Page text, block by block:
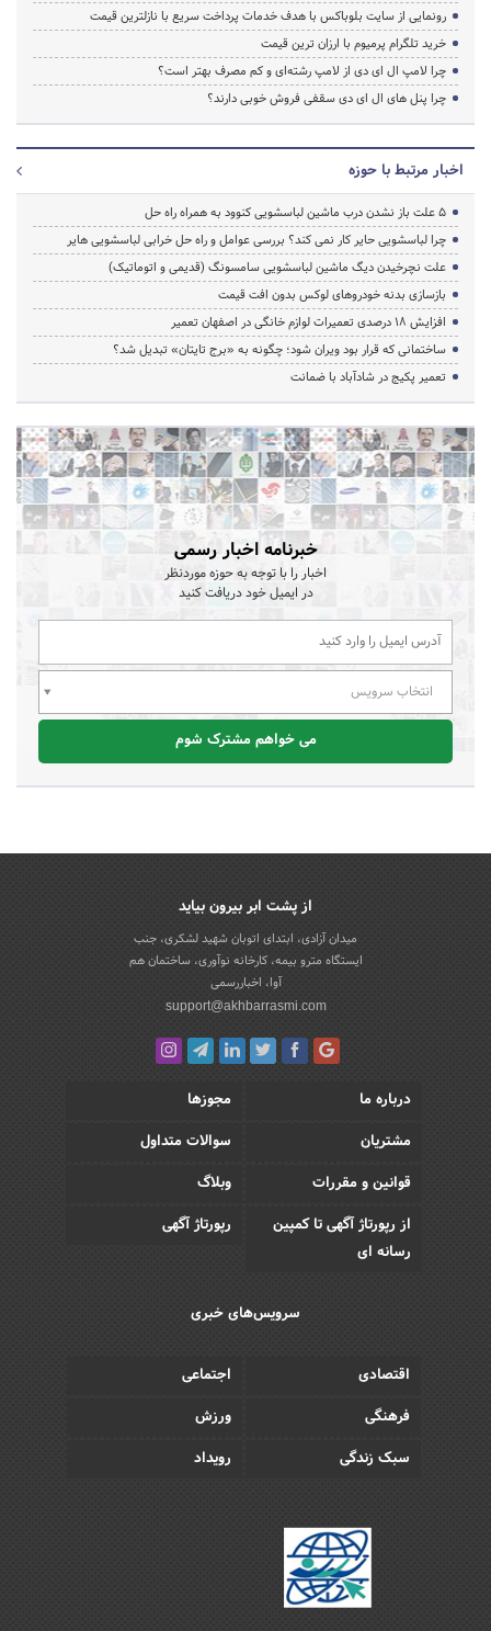
رونمایی از سایت بلوباکس با هدف خدمات پرداخت سریع با نازلترین قیمت
خرید تلگرام پرمیوم با ارزان ترین قیمت
چرا لامپ ال ای دی از لامپ رشته‌ای و کم مصرف بهتر است؟
چرا پنل های ال ای دی سقفی فروش خوبی دارند؟
اخبار مرتبط با حوزه
5 علت باز نشدن درب ماشین لباسشویی کنوود به همراه راه حل
چرا لباسشویی حایر کار نمی کند؟ بررسی عوامل و راه حل خرابی لباسشویی هایر
علت نچرخیدن دیگ ماشین لباسشویی سامسونگ (قدیمی و اتوماتیک)
بازسازی بدنه خودروهای لوکس بدون افت قیمت
افزایش ۱۸ درصدی تعمیرات لوازم خانگی در اصفهان تعمیر
ساختمانی که قرار بود ویران شود؛ چگونه به «برج تایتان» تبدیل شد؟
تعمیر پکیج در شادآباد با ضمانت
خبرنامه اخبار رسمی
اخبار را با توجه به حوزه موردنظر
در ایمیل خود دریافت کنید
انتخاب سرویس
می خواهم مشترک شوم
از پشت ابر بیرون بیاید
میدان آزادی، ابتدای اتوبان شهید لشکری، جنب
ایستگاه مترو بیمه، کارخانه نوآوری، ساختمان هم
آوا، اخباررسمی
support@akhbarrasmi.com
درباره ما
مجوزها
مشتریان
سوالات متداول
قوانین و مقررات
وبلاگ
از رپورتاژ آگهی تا کمپین
رسانه ای
رپورتاژ آگهی
سرویس‌های خبری
اقتصادی
اجتماعی
فرهنگی
ورزش
سبک زندگی
رویداد